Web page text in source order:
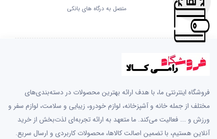
متصل به درگاه های بانکی
فروشگاه اینترنتی ما، با هدف ارائه بهترین محصولات در دسته‌بندی‌های
مختلف از جمله خانه و آشپزخانه، لوازم خودرو، زیبایی و سلامت، لوازم سفر و
ورزش و ... فعالیت می‌کند. ما متعهد به ارائه تجربه‌ای لذت‌بخش از خرید
آنلاین هستیم، با تضمین اصالت کالاها، محصولات کاربردی و ارسال سریع.